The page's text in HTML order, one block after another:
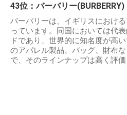
43位：バーバリー(BURBERRY)
バーバリーは、イギリスにおけ
っています。同国においては代
ドであり、世界的に知名度が高
のアパレル製品、バッグ、財布
で、そのラインナップは高く評価